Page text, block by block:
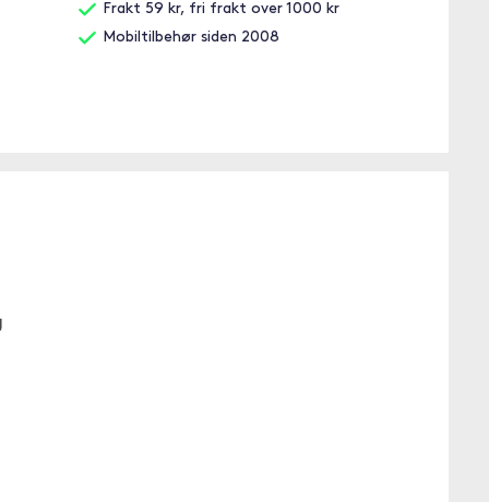
Frakt 59 kr, fri frakt over 1000 kr
Mobiltilbehør siden 2008